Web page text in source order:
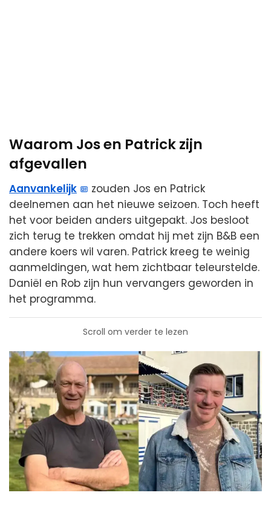
Waarom Jos en Patrick zijn
afgevallen
Aanvankelijk
zouden Jos en Patrick
deelnemen aan het nieuwe seizoen. Toch heeft
het voor beiden anders uitgepakt. Jos besloot
zich terug te trekken omdat hij met zijn B&B een
andere koers wil varen. Patrick kreeg te weinig
aanmeldingen, wat hem zichtbaar teleurstelde.
Daniël en Rob zijn hun vervangers geworden in
het programma.
Scroll om verder te lezen